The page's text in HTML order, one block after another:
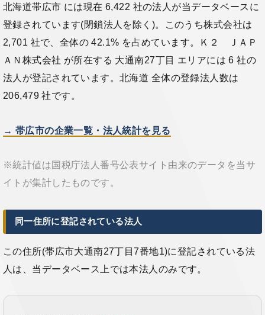
北海道帯広市 には現在 6,422 社の法人が当データベースに
登録されています(閉鎖法人を除く)。このうち株式会社は
2,701 社で、全体の 42.1% を占めています。Ｋ２ ＪＡＰ
ＡＮ株式会社 が所在する 大通南27丁目 エリアには 6 社の
法人が登記されています。北海道 全体の登録法人数は
206,479 社です。
→ 帯広市の企業一覧・法人統計を見る
※統計値は国税庁法人番号公表サイト由来のデータを当サ
イトが集計したものです。
同一住所に登記されている法人
この住所(帯広市大通南27丁目7番地1)に登記されている法
人は、当データベース上では本法人のみです。